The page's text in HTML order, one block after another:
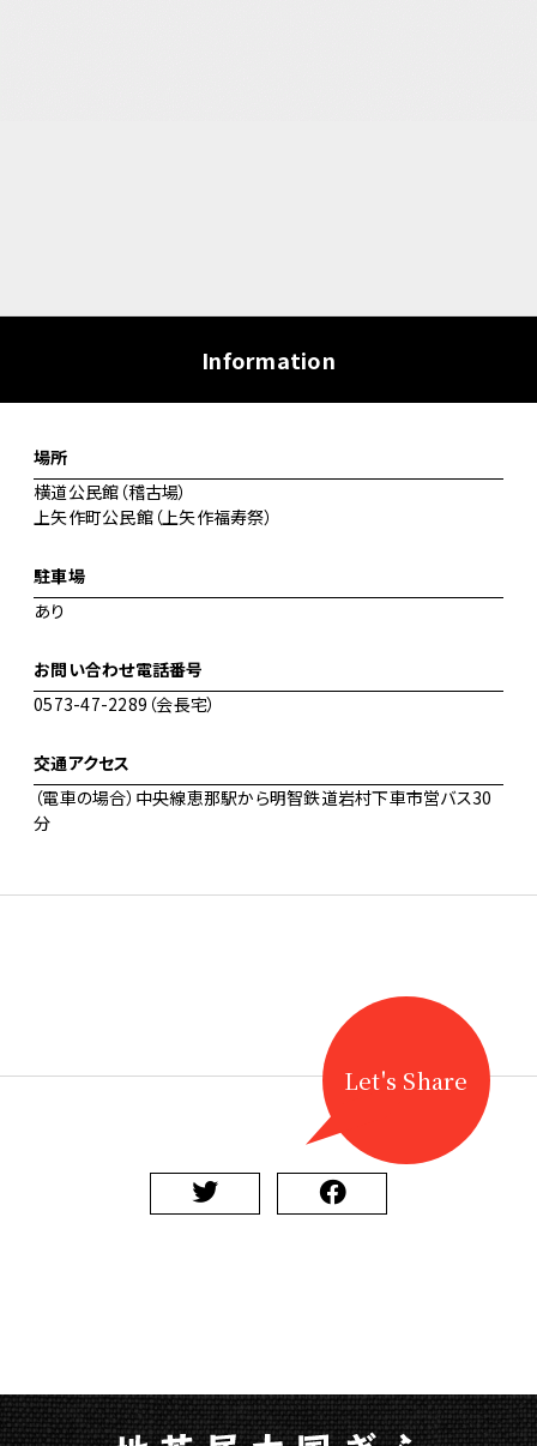
Information
場所
横道公民館（稽古場）
上矢作町公民館（上矢作福寿祭）
駐車場
あり
お問い合わせ電話番号
0573-47-2289（会長宅）
交通アクセス
（電車の場合）中央線恵那駅から明智鉄道岩村下車市営バス30
分
Let's Share